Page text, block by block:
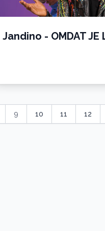
Jandino - OMDAT JE
9 10 11 12